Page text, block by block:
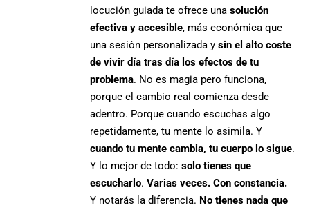
locución guiada te ofrece unasolución
efectiva y accesible, más económica que
una sesión personalizada ysin el alto coste
de vivir día tras día los efectos de tu
problema. No es magia pero funciona,
porque el cambio real comienza desde
adentro. Porque cuando escuchas algo
repetidamente, tu mente lo asimila. Y
cuando tu mente cambia, tu cuerpo lo sigue.
Y lo mejor de todo:solo tienes que
escucharlo.Varias veces. Con constancia.
Y notarás la diferencia. No tienes nada que